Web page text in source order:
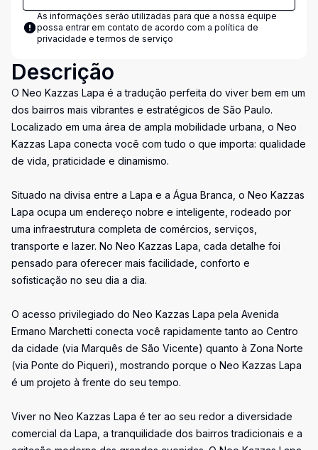
As informações serão utilizadas para que a nossa equipe
possa entrar em contato de acordo com a política de
privacidade e termos de serviço
Descrição
O Neo Kazzas Lapa é a tradução perfeita do viver bem em um
dos bairros mais vibrantes e estratégicos de São Paulo.
Localizado em uma área de ampla mobilidade urbana, o Neo
Kazzas Lapa conecta você com tudo o que importa: qualidade
de vida, praticidade e dinamismo.
Situado na divisa entre a Lapa e a Água Branca, o Neo Kazzas
Lapa ocupa um endereço nobre e inteligente, rodeado por
uma infraestrutura completa de comércios, serviços,
transporte e lazer. No Neo Kazzas Lapa, cada detalhe foi
pensado para oferecer mais facilidade, conforto e
sofisticação no seu dia a dia.
O acesso privilegiado do Neo Kazzas Lapa pela Avenida
Ermano Marchetti conecta você rapidamente tanto ao Centro
da cidade (via Marquês de São Vicente) quanto à Zona Norte
(via Ponte do Piqueri), mostrando porque o Neo Kazzas Lapa
é um projeto à frente do seu tempo.
Viver no Neo Kazzas Lapa é ter ao seu redor a diversidade
comercial da Lapa, a tranquilidade dos bairros tradicionais e a